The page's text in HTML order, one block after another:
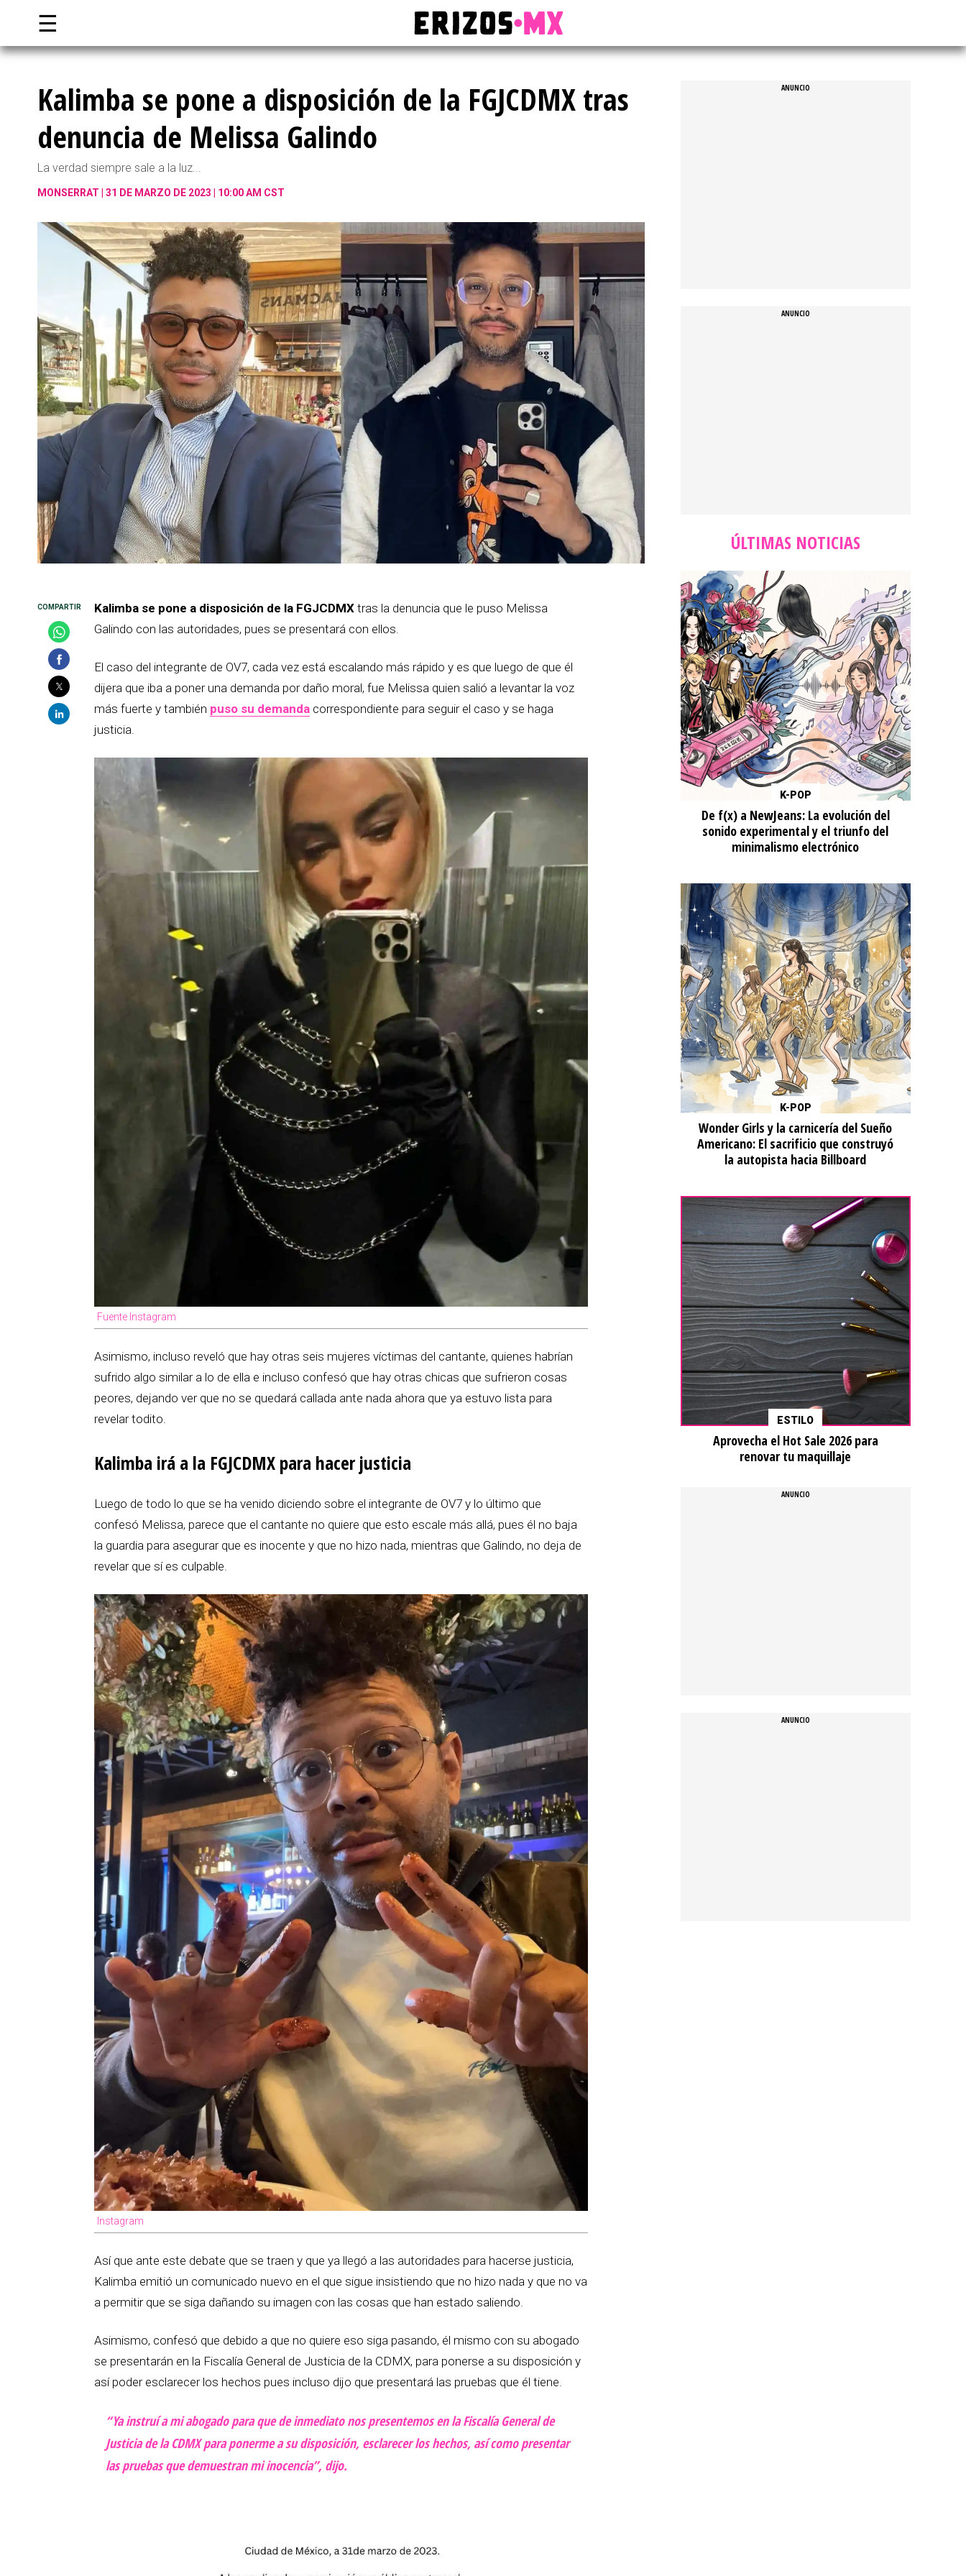
☰
Kalimba se pone a disposición de la FGJCDMX tras
denuncia de Melissa Galindo
La verdad siempre sale a la luz...
MONSERRAT 31 DE MARZO DE 2023 | 10:00 AM CST
Kalimba se pone a disposición de la FGJCDMX tras la denuncia que le puso Melissa
Galindo con las autoridades, pues se presentará con ellos.
El caso del integrante de OV7, cada vez está escalando más rápido y es que luego de que él
dijera que iba a poner una demanda por daño moral, fue Melissa quien salió a levantar la voz
más fuerte y también puso su demanda correspondiente para seguir el caso y se haga
justicia.
Fuente Instagram
Asimismo, incluso reveló que hay otras seis mujeres víctimas del cantante, quienes habrían
sufrido algo similar a lo de ella e incluso confesó que hay otras chicas que sufrieron cosas
peores, dejando ver que no se quedará callada ante nada ahora que ya estuvo lista para
revelar todito.
Kalimba irá a la FGJCDMX para hacer justicia
Luego de todo lo que se ha venido diciendo sobre el integrante de OV7 y lo último que
confesó Melissa, parece que el cantante no quiere que esto escale más allá, pues él no baja
la guardia para asegurar que es inocente y que no hizo nada, mientras que Galindo, no deja de
revelar que sí es culpable.
Instagram
Así que ante este debate que se traen y que ya llegó a las autoridades para hacerse justicia,
Kalimba emitió un comunicado nuevo en el que sigue insistiendo que no hizo nada y que no va
a permitir que se siga dañando su imagen con las cosas que han estado saliendo.
Asimismo, confesó que debido a que no quiere eso siga pasando, él mismo con su abogado
se presentarán en la Fiscalía General de Justicia de la CDMX, para ponerse a su disposición y
así poder esclarecer los hechos pues incluso dijo que presentará las pruebas que él tiene.
“Ya instruí a mi abogado para que de inmediato nos presentemos en la Fiscalía General de
Justicia de la CDMX para ponerme a su disposición, esclarecer los hechos, así como presentar
las pruebas que demuestran mi inocencia”, dijo.
ÚLTIMAS NOTICIAS
K-POP
De f(x) a NewJeans: La evolución del
sonido experimental y el triunfo del
minimalismo electrónico
K-POP
Wonder Girls y la carnicería del Sueño
Americano: El sacrificio que construyó
la autopista hacia Billboard
ESTILO
Aprovecha el Hot Sale 2026 para
renovar tu maquillaje